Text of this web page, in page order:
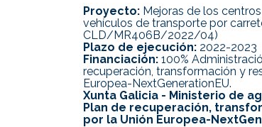
Proyecto: Mejoras de los
vehículos de transporte por
CLD/MR406B/2022/04)
Plazo de ejecución: 2022-2023
Financiación: 100%
recuperación, transformación y
Europea-NextGenerationEU.
Xunta Galicia - Ministerio de
Plan de recuperación,
por la Unión Europea-